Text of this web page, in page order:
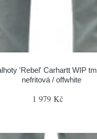
'Rebel' Carhartt WIP
nefritová / offwhite
1 979 Kč